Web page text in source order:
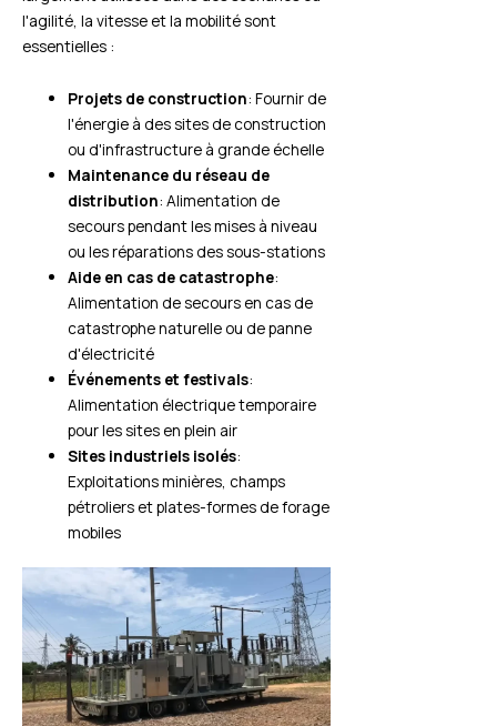
l'agilité, la vitesse et la mobilité sont
essentielles :
Projets de construction: Fournir de
l'énergie à des sites de construction
ou d'infrastructure à grande échelle
Maintenance du réseau de
distribution: Alimentation de
secours pendant les mises à niveau
ou les réparations des sous-stations
Aide en cas de catastrophe:
Alimentation de secours en cas de
catastrophe naturelle ou de panne
d'électricité
Événements et festivals:
Alimentation électrique temporaire
pour les sites en plein air
Sites industriels isolés:
Exploitations minières, champs
pétroliers et plates-formes de forage
mobiles